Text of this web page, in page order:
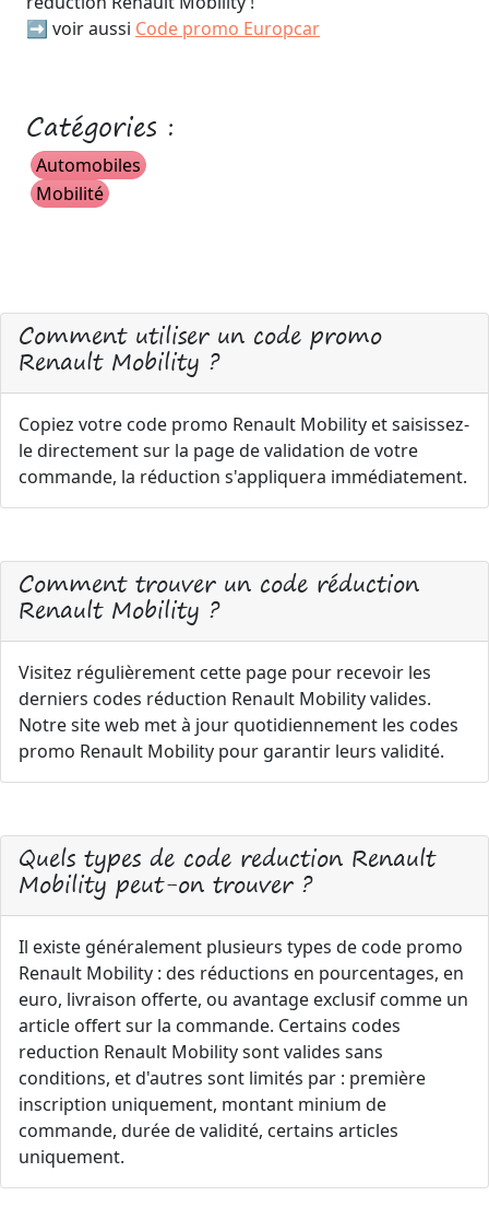
➡️ voir aussi Code promo Europcar
Catégories :
Automobiles
Mobilité
Comment utiliser un code promo
Renault Mobility ?
Copiez votre code promo Renault Mobility et saisissez-
le directement sur la page de validation de votre
commande, la réduction s'appliquera immédiatement.
Comment trouver un code réduction
Renault Mobility ?
Visitez régulièrement cette page pour recevoir les
derniers codes réduction Renault Mobility valides.
Notre site web met à jour quotidiennement les codes
promo Renault Mobility pour garantir leurs validité.
Quels types de code reduction Renault
Mobility peut-on trouver ?
Il existe généralement plusieurs types de code promo
Renault Mobility : des réductions en pourcentages, en
euro, livraison offerte, ou avantage exclusif comme un
article offert sur la commande. Certains codes
reduction Renault Mobility sont valides sans
conditions, et d'autres sont limités par : première
inscription uniquement, montant minium de
commande, durée de validité, certains articles
uniquement.